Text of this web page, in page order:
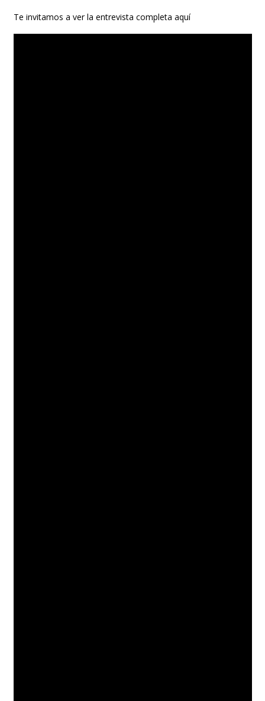
Te invitamos a ver la entrevista completa aquí